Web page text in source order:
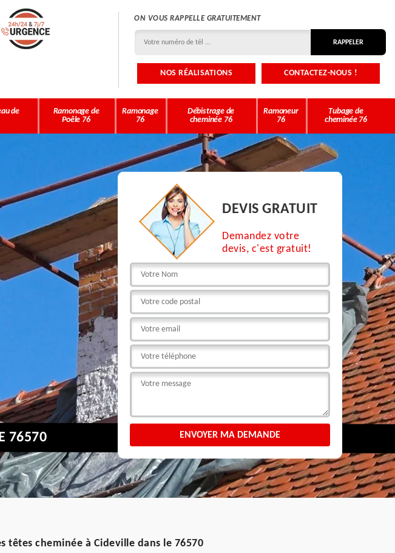
ON VOUS RAPPELLE GRATUITEMENT
NOS RÉALISATIONS CONTACTEZ-NOUS !
de
Ramonage de
Poêle 76
Ramonage
76
Débistrage de
cheminée 76
Ramoneur
76
Tubage de
cheminée 76
DEVIS GRATUIT
Demandez votre
devis, c'est gratuit!
76570
cheminée à Cideville dans le 76570